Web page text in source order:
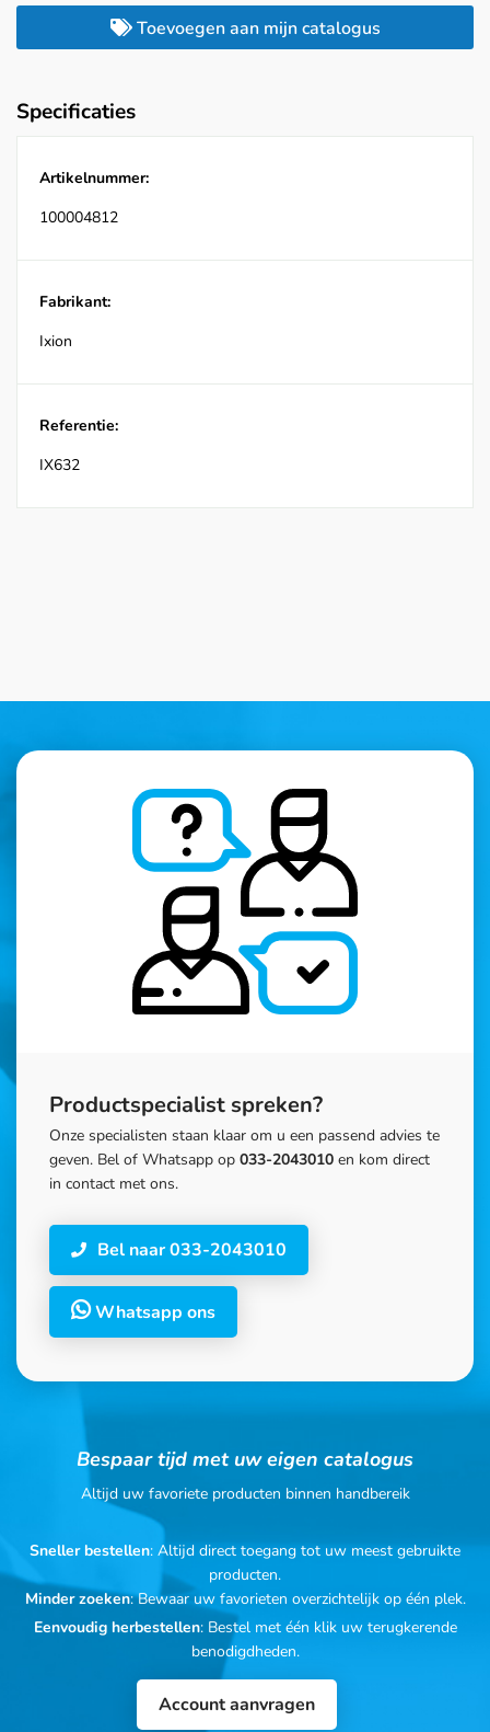
Toevoegen aan mijn catalogus
Specificaties
Artikelnummer:
100004812
Fabrikant:
Ixion
Referentie:
IX632
Productspecialist spreken?
Onze specialisten staan klaar om u een passend advies te
geven. Bel of Whatsapp op 033-2043010 en kom direct
in contact met ons.
Bel naar 033-2043010
Whatsapp ons
Bespaar tijd met uw eigen catalogus
Altijd uw favoriete producten binnen handbereik
Sneller bestellen: Altijd direct toegang tot uw meest gebruikte
producten.
Minder zoeken: Bewaar uw favorieten overzichtelijk op één plek.
Eenvoudig herbestellen: Bestel met één klik uw terugkerende
benodigdheden.
Account aanvragen